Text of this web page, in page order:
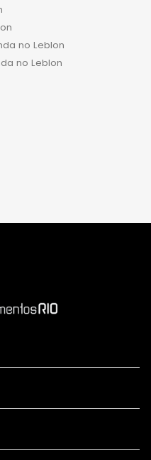
no Leblon
no Leblon